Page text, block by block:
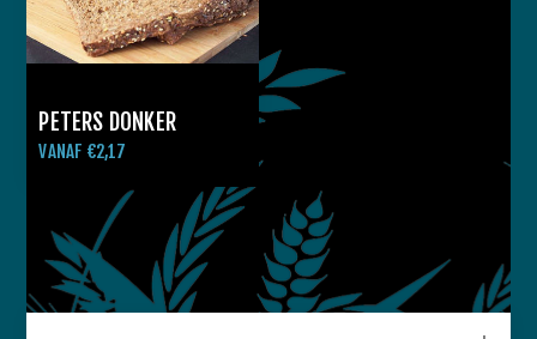
PETERS DONKER
VANAF €2,17